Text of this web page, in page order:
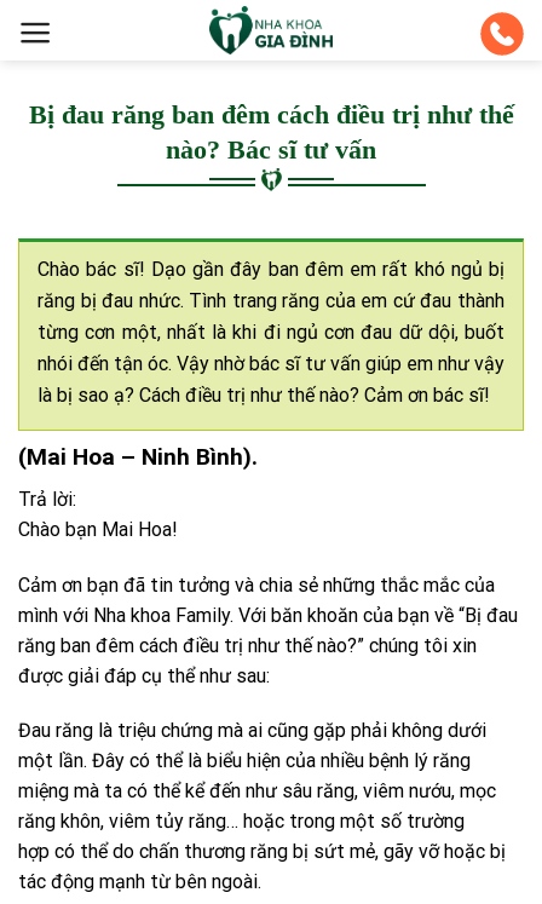
Bị đau răng ban đêm cách điều trị như thế
nào? Bác sĩ tư vấn
Chào bác sĩ! Dạo gần đây ban đêm em rất khó ngủ bị
răng bị đau nhức. Tình trang răng của em cứ đau thành
từng cơn một, nhất là khi đi ngủ cơn đau dữ dội, buốt
nhói đến tận óc. Vậy nhờ bác sĩ tư vấn giúp em như vậy
là bị sao ạ? Cách điều trị như thế nào? Cảm ơn bác sĩ!
(Mai Hoa – Ninh Bình).
Trả lời:
Chào bạn Mai Hoa!
Cảm ơn bạn đã tin tưởng và chia sẻ những thắc mắc của
mình với Nha khoa Family. Với băn khoăn của bạn về “Bị đau
răng ban đêm cách điều trị như thế nào?” chúng tôi xin
được giải đáp cụ thể như sau:
Đau răng là triệu chứng mà ai cũng gặp phải không dưới
một lần. Đây có thể là biểu hiện của nhiều bệnh lý răng
miệng mà ta có thể kể đến như sâu răng, viêm nướu, mọc
răng khôn, viêm tủy răng… hoặc trong một số trường
hợp có thể do chấn thương răng bị sứt mẻ, gãy vỡ hoặc bị
tác động mạnh từ bên ngoài.